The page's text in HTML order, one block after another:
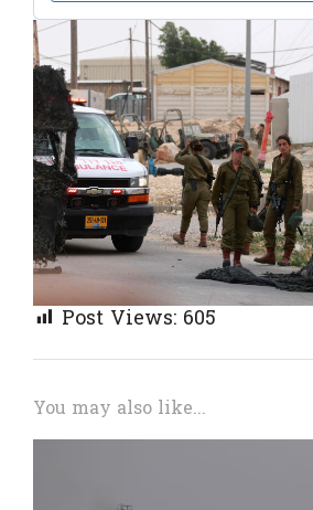
Post Views:605
You may also like...